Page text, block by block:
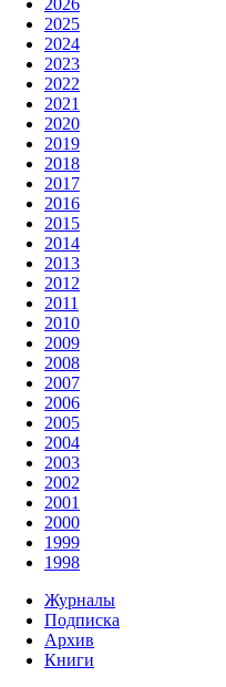
2026
2025
2024
2023
2022
2021
2020
2019
2018
2017
2016
2015
2014
2013
2012
2011
2010
2009
2008
2007
2006
2005
2004
2003
2002
2001
2000
1999
1998
Журналы
Подписка
Архив
Книги